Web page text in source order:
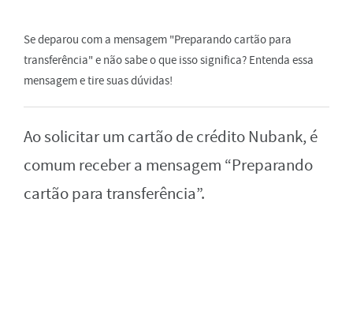
Se deparou com a mensagem "Preparando cartão para
transferência" e não sabe o que isso significa? Entenda essa
mensagem e tire suas dúvidas!
Ao solicitar um cartão de crédito Nubank, é
comum receber a mensagem “Preparando
cartão para transferência”.